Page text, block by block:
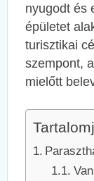
nyugodt és
épületet
turisztikai
szempont,
mielőtt